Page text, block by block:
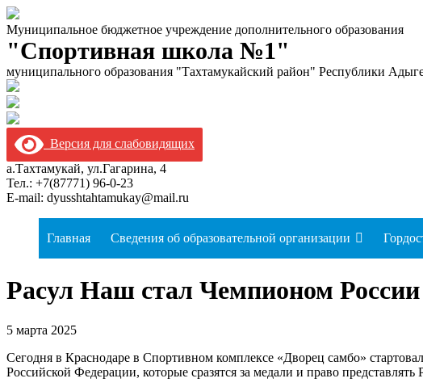
Муниципальное бюджетное учреждение дополнительного образования
"Спортивная школа №1"
муниципального образования "Тахтамукайский район" Республики
Версия для слабовидящих
а.Тахтамукай, ул.Гагарина, 4
Тел.: +7(87771) 96-0-23
E-mail: dyusshtahtamukay@mail.ru
Главная Сведения об образовательной организации
Расул Наш стал Чемпионом России
5 марта 2025
Сегодня в Краснодаре в Спортивном комплексе «Дворец самбо»
Российской Федерации, которые сразятся за медали и право